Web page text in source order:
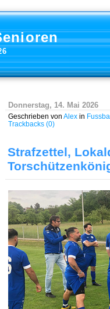
Donnerstag, 14. Mai 2026
Geschrieben von Alex in
Trackbacks (0)
Strafzettel,